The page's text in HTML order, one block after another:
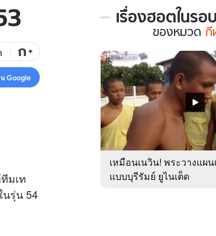
คลิป
พอดแคสต์
ดูทีวี
ก+
น Google
มเท
นรุ่น 54
เรื่องฮอตในรอ
เรื่อง
ใน
รอบ
สัปดาห์
ของ
หมวด
กีฬา
ของหมวด กี
เหมือนเนวิน! พระวางแผ
แบบบุรีรัมย์ ยูไนเต็ด